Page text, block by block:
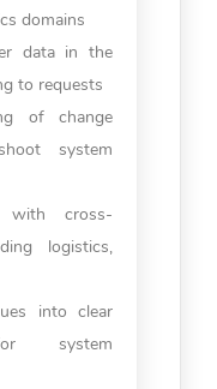
domains
data in the
to requests
of change
system
with cross-
logistics,
into clear
system